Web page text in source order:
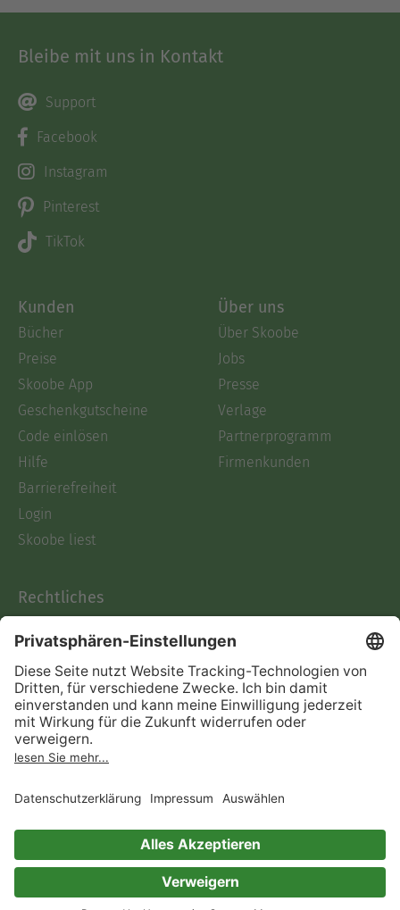
Bleibe mit uns in Kontakt
Support
Facebook
Instagram
Pinterest
TikTok
Kunden
Bücher
Preise
Skoobe App
Geschenkgutscheine
Code einlösen
Hilfe
Barrierefreiheit
Login
Skoobe liest
Über uns
Über Skoobe
Jobs
Presse
Verlage
Partnerprogramm
Firmenkunden
Rechtliches
AGB
Informationen nach Data
Act
Verträge hier kündigen
Impressum
Immer ein gutes Buch